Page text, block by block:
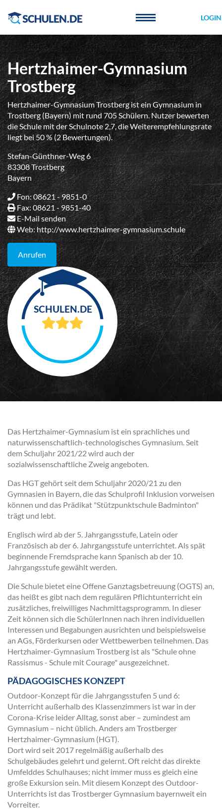
LOGIN
Hertzhaimer-Gymnasium
Trostberg
Hertzhaimer-Gymnasium Trostberg ist ein Gymnasium in
Trostberg (Bayern) mit rund 705 Schülern. Nutzer bewerten
die Schule mit der Schulnote 2,7, die Weiterempfehlungsrate
liegt bei 50 % (2 Bewertungen).
Stefan-Günthner-Weg 6
83308 Trostberg
Bayern
Fon: 08621 - 9851-0
Fax: 08621 - 9851-40
E-Mail senden
Web:http://www.hertzhaimer-gymnasium.schule
Anrufen
Das Hertzhaimer-Gymnasium ist ein sprachliches und
naturwissenschaftlich-technologisches Gymnasium. Seit
dem Schuljahr 2021/22 wird auch der
sozialwissenschaftliche Zweig angeboten.
Das HGT gehört seit dem Schuljahr 2020/21 zu den
Gymnasien in Bayern, die das Schulprofil Inklusion vorweisen
können und das Prädikat "Stützpunktschule Badminton"
trägt und lebt.
Englisch wird ab der 5. Jahrgangsstufe, Latein oder
Französisch ab der 6. Jahrgangsstufe unterrichtet. Als spät
beginnende Fremdsprache kann Spanisch ab der 10.
Jahrgangsstufe gewählt werden.
Die Schule bietet eine Offene Ganztagsbetreuung (OGTS) an,
das heißt es gibt nach dem regulären Pflichtunterricht ein
zusätzliches, freiwilliges Nachmittagsprogramm. In dieser
Zeit können sich die SchülerInnen nach ihren individuellen
Interessen und Begabungen ausrichten und beispielsweise
an AGs, Förderkursen oder Wettbewerben teilnehmen. Das
Hertzhaimer-Gymnasium Trostberg ist als "Schule ohne
Rassismus - Schule mit Courage" ausgezeichnet.
PÄDAGOGISCHES KONZEPT
Outdoor-Konzept für die Jahrgangsstufen 5 und 6:
Unterricht außerhalb des Klassenzimmers ist war in der
Corona-Krise leider Alltag, sonst aber – zumindest am
Gymnasium – nicht üblich. Anders am Trostberger
Hertzhaimer-Gymnasium (HGT).
Dort wird seit 2017 regelmäßig außerhalb des
Schulgebäudes gelehrt und gelernt. Oft reicht das direkte
Umfelddes Schulhauses; nicht immer muss es gleich eine
große Exkursion sein. Mit diesem Konzept des Outdoor-
Unterrichts ist das Trostberger Gymnasium bayernweit ein
Vorreiter.